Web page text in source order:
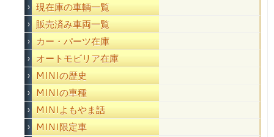
現在庫の車輌一覧
販売済み車両一覧
カー・パーツ在庫
オートモビリア在庫
MINIの歴史
MINIの車種
MINIよもやま話
MINI限定車